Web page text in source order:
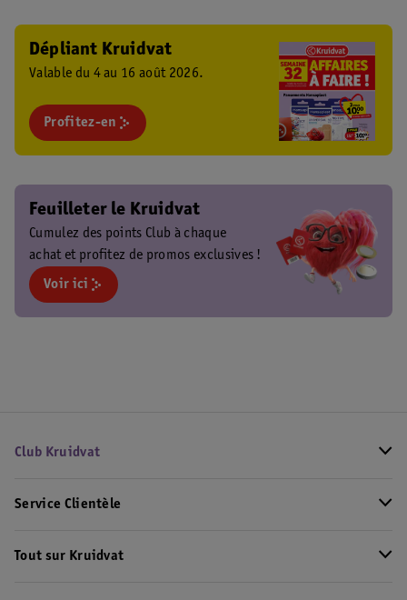
Dépliant Kruidvat
Valable du 4 au 16 août 2026.
Profitez-en
Feuilleter le Kruidvat
Cumulez des points Club à chaque
achat et profitez de promos exclusives !
Voir ici
Club Kruidvat
Service Clientèle
Tout sur Kruidvat